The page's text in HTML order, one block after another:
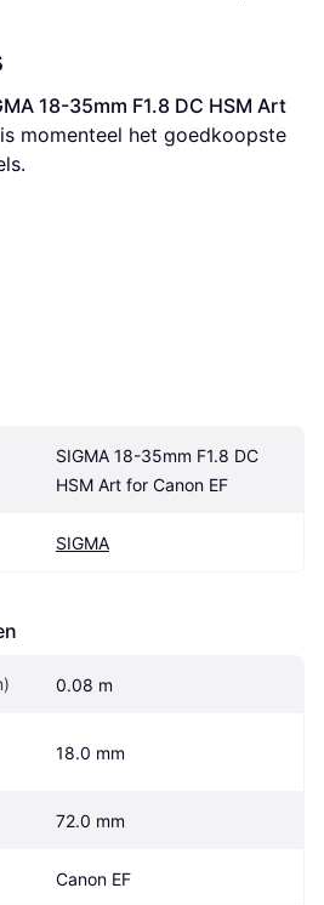
18-35mm F1.8 DC HSM Art
momenteel het goedkoopste
SIGMA 18-35mm F1.8 DC
HSM Art for Canon EF
SIGMA
0.08 m
18.0 mm
72.0 mm
Canon EF